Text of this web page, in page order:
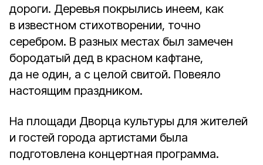
дороги. Деревья покрылись инеем, как
в известном стихотворении, точно
серебром. В разных местах был замечен
бородатый дед в красном кафтане,
да не один, а с целой свитой. Повеяло
настоящим праздником.
На площади Дворца культуры для жителей
и гостей города артистами была
подготовлена концертная программа.